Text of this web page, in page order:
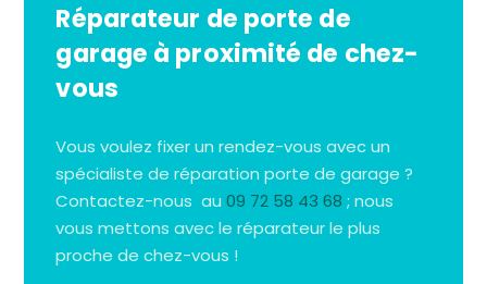
Réparateur de porte de
garage à proximité de chez-
vous
Vous voulez fixer un rendez-vous avec un
spécialiste de réparation porte de garage ?
Contactez-nous au09 72 58 43 68 ; nous
vous mettons avec le réparateur le plus
proche de chez-vous !